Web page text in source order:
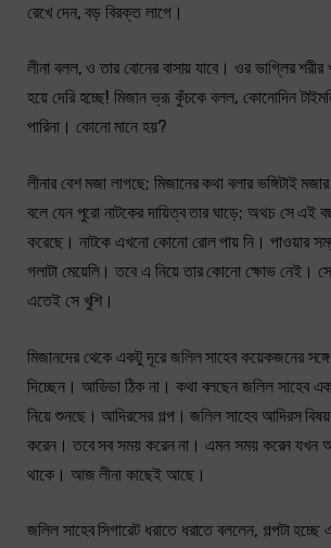
রেখে দেন, বড় বিরক্ত লাগে।
লীনা বলল, ও তার বোনের বাসায় যাবে। ওর ভাগ্লির
হয়ে দেরি হচ্ছে! মিজান ভ্রূ কুঁচকে বলল, কোনোদিন
পারিনা। কোনো মানে হয়?
লীনার বেশ মজা লাগছে; মিজানের কথা বলার ভঙ্গিটাই
বলে যেন পুরো নাটকের দায়িত্ব তার ঘাড়ে; অথচ সে এই
করেছে। নাটকে এখনো কোনো রোল পায় নি। পাওয়ার
গলাটা মেয়েলি। তবে এ নিয়ে তার কোনো ক্ষোভ নেই।
এতেই সে খুশি।
মিজানদের থেকে একটু দূরে জলিল সাহেব কয়েকজনের
দিচ্ছেন। আডিডা ঠিক না। কথা বলছেন জলিল সাহেব
নিয়ে শুনছে। আদিরসের গল্প। জলিল সাহেব আদিরস
করেন। তবে সব সময় করেন না। এমন সময় করেন যখন
থাকে। আজ লীনা কাছেই আছে।
জলিল সাহেব সিগারেট ধরাতে ধরাতে বললেন, গল্পটা